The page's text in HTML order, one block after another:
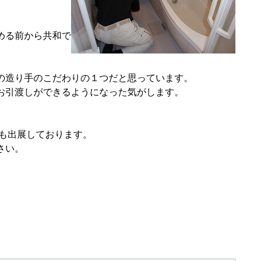
る前から共和で
り手のこだわりの１つだと思っています。
渡しができるようになった気がします。
出展しております。
。